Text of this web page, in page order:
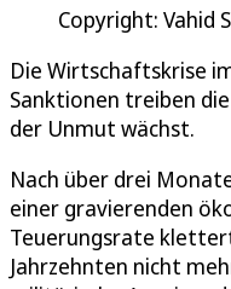
Copyright: Vahid
Die Wirtschaftskrise
Sanktionen treiben
der Unmut wächst.
Nach über drei
einer gravierenden
Teuerungsrate
Jahrzehnten nicht